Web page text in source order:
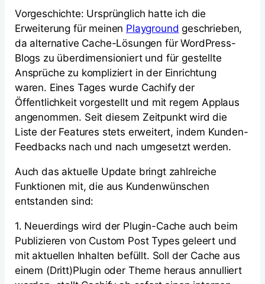
Vorgeschichte: Ursprünglich hatte ich die
Erweiterung für meinen Playground geschrieben,
da alternative Cache-Lösungen für WordPress-
Blogs zu überdimensioniert und für gestellte
Ansprüche zu kompliziert in der Einrichtung
waren. Eines Tages wurde Cachify der
Öffentlichkeit vorgestellt und mit regem Applaus
angenommen. Seit diesem Zeitpunkt wird die
Liste der Features stets erweitert, indem Kunden-
Feedbacks nach und nach umgesetzt werden.
Auch das aktuelle Update bringt zahlreiche
Funktionen mit, die aus Kundenwünschen
entstanden sind:
1. Neuerdings wird der Plugin-Cache auch beim
Publizieren von Custom Post Types geleert und
mit aktuellen Inhalten befüllt. Soll der Cache aus
einem (Dritt)Plugin oder Theme heraus annulliert